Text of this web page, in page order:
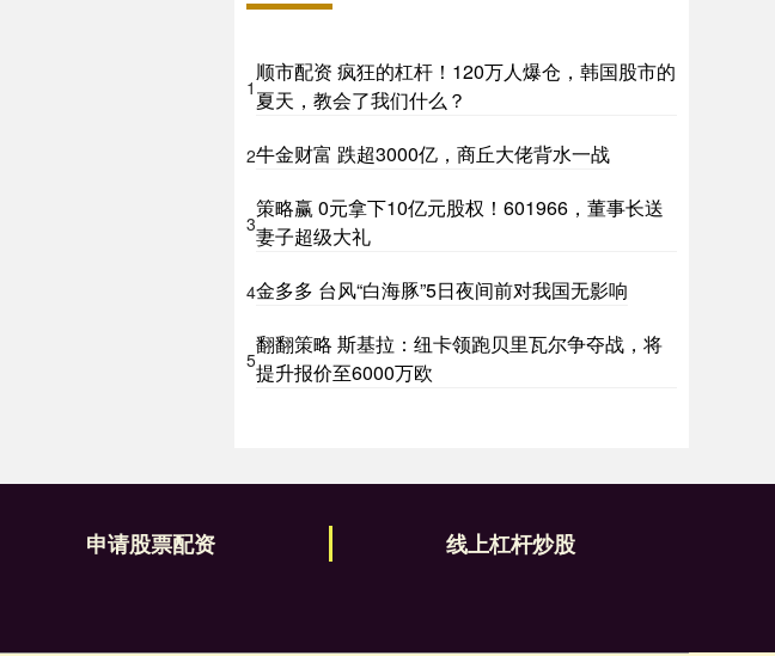
1
顺市配资 疯狂的杠杆！120万人爆仓，韩国股市的
夏天，教会了我们什么？
2牛金财富 跌超3000亿，商丘大佬背水一战
3
策略赢 0元拿下10亿元股权！601966，董事长送
妻子超级大礼
4金多多 台风“白海豚”5日夜间前对我国无影响
5
翻翻策略 斯基拉：纽卡领跑贝里瓦尔争夺战，将
提升报价至6000万欧
申请股票配资 线上杠杆炒股